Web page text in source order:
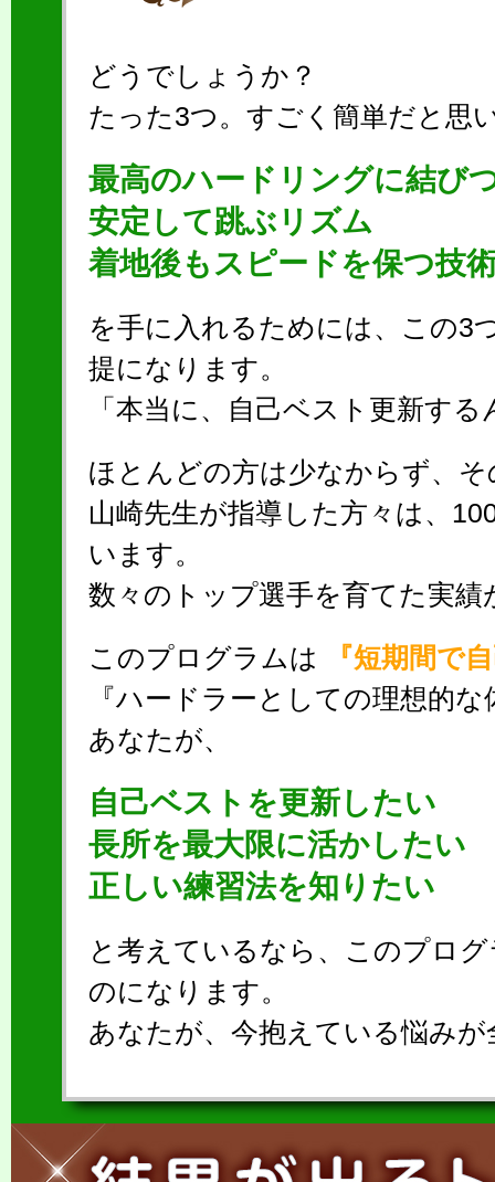
どうでしょうか？
たった3つ。すごく簡単だと思
最高のハードリングに結び
安定して跳ぶリズム
着地後もスピードを保つ技
を手に入れるためには、この3
提になります。
「本当に、自己ベスト更新す
ほとんどの方は少なからず、
山崎先生が指導した方々は、
います。
数々のトップ選手を育てた実
このプログラムは
『短期間で
『ハードラーとしての理想的
あなたが、
自己ベストを更新したい
長所を最大限に活かしたい
正しい練習法を知りたい
と考えているなら、このプロ
のになります。
あなたが、今抱えている悩み